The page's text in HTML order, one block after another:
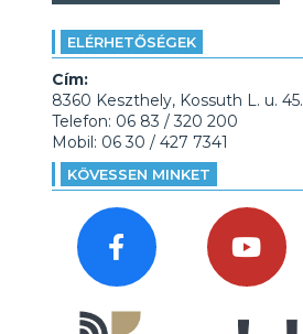
ELÉRHETŐSÉGEK
Cím:
8360 Keszthely, Kossuth L. u. 45.
Telefon: 06 83 / 320 200
Mobil: 06 30 / 427 7341
KÖVESSEN MINKET